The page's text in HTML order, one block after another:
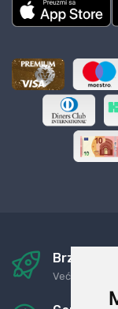
Brza i
Već za